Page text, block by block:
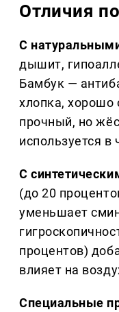
Отличия
С
дышит,
Бамбук —
хлопка, хорошо
прочный, но
используется в
С
(до 20
уменьшает
процентов)
влияет на
Специальные